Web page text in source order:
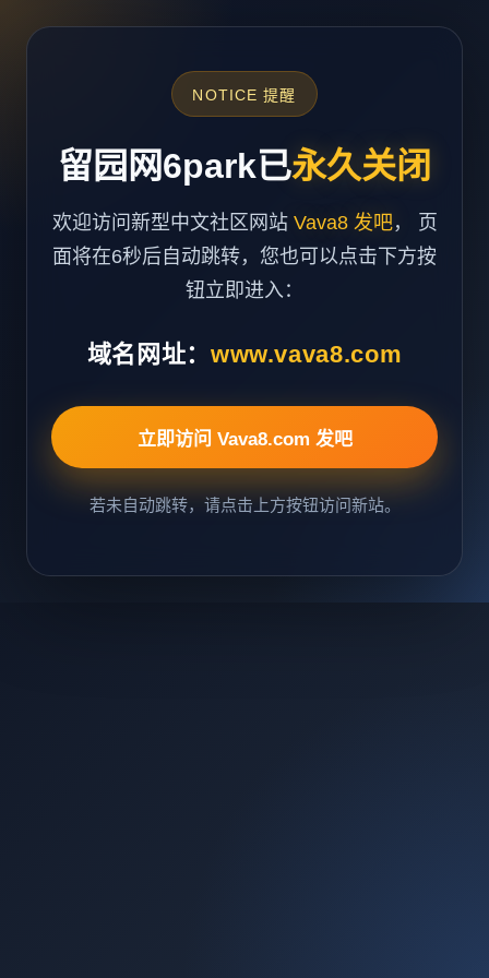
NOTICE 提醒
留园网6park已永久关闭
欢迎访问新型中文社区网站 Vava8 发吧， 页
面将在6秒后自动跳转，您也可以点击下方按
钮立即进入：
域名网址： www.vava8.com
立即访问 Vava8.com 发吧
若未自动跳转，请点击上方按钮访问新站。